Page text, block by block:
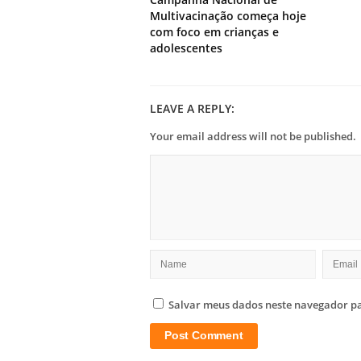
Multivacinação começa hoje
com foco em crianças e
adolescentes
LEAVE A REPLY:
Your email address will not be published.
Salvar meus dados neste navegador